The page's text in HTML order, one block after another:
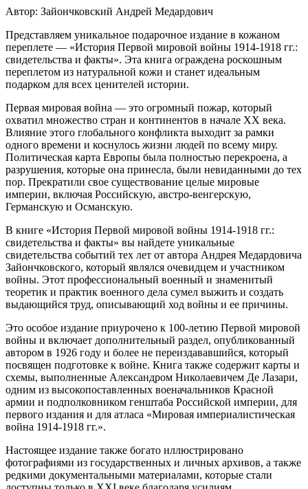
Автор: Зайончковский Андрей Медардович
Представляем уникальное подарочное издание в кожаном
переплете — «История Первой мировой войны 1914-1918 гг.:
свидетельства и факты». Эта книга ограждена роскошным
переплетом из натуральной кожи и станет идеальным
подарком для всех ценителей истории.
Первая мировая война — это огромный пожар, который
охватил множество стран и континентов в начале XX века.
Влияние этого глобального конфликта выходит за рамки
одного времени и коснулось жизни людей по всему миру.
Политическая карта Европы была полностью перекроена, а
разрушения, которые она принесла, были невиданными до тех
пор. Прекратили свое существование целые мировые
империи, включая Российскую, австро-венгерскую,
Германскую и Османскую.
В книге «История Первой мировой войны 1914-1918 гг.:
свидетельства и факты» вы найдете уникальные
свидетельства событий тех лет от автора Андрея Медардовича
Зайончковского, который являлся очевидцем и участником
войны. Этот профессиональный военный и знаменитый
теоретик и практик военного дела сумел выжить и создать
выдающийся труд, описывающий ход войны и ее причины.
Это особое издание приурочено к 100-летию Первой мировой
войны и включает дополнительный раздел, опубликованный
автором в 1926 году и более не переиздававшийся, который
посвящен подготовке к войне. Книга также содержит карты и
схемы, выполненные Александром Николаевичем Де Лазари,
одним из высокопоставленных военачальников Красной
армии и подполковником генштаба Российской империи, для
первого издания и для атласа «Мировая империалистическая
война 1914-1918 гг.».
Настоящее издание также богато иллюстрировано
фотографиями из государственных и личных архивов, а также
редкими документальными материалами, которые стали